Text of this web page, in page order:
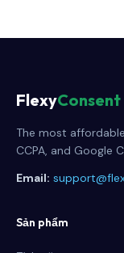
FlexyConsent
The most
CCPA, and Google
Email:
Sản phẩm